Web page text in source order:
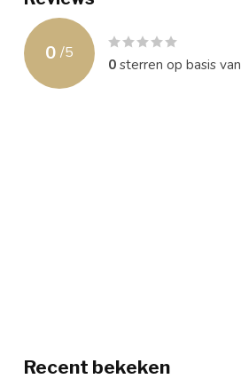
0 /5
0sterren op basis van
Recent bekeken